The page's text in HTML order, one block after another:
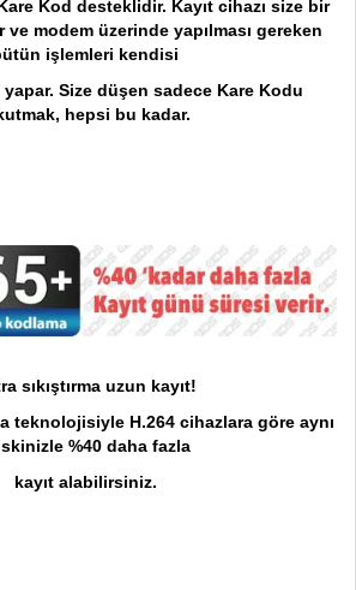
Kod desteklidir. Kayıt cihazı size bir
ve modem üzerinde yapılması gereken
işlemleri kendisi
Size düşen sadece Kare Kodu
hepsi bu kadar.
sıkıştırma uzun kayıt!
teknolojisiyle H.264 cihazlara göre aynı
%40 daha fazla
kayıt alabilirsiniz.